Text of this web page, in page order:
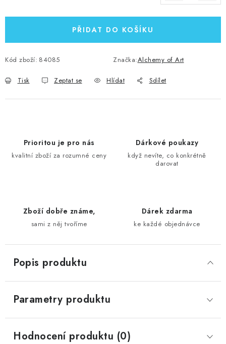
PŘIDAT DO KOŠÍKU
Kód zboží: 84085 Značka:Alchemy of Art
Tisk Zeptat se Hlídat Sdílet
Prioritou je pro nás
kvalitní zboží za rozumné ceny
Dárkové poukazy
když nevíte, co konkrétně
darovat
Zboží dobře známe,
sami z něj tvoříme
Dárek zdarma
ke každé objednávce
Popis produktu
Parametry produktu
Hodnocení produktu (0)